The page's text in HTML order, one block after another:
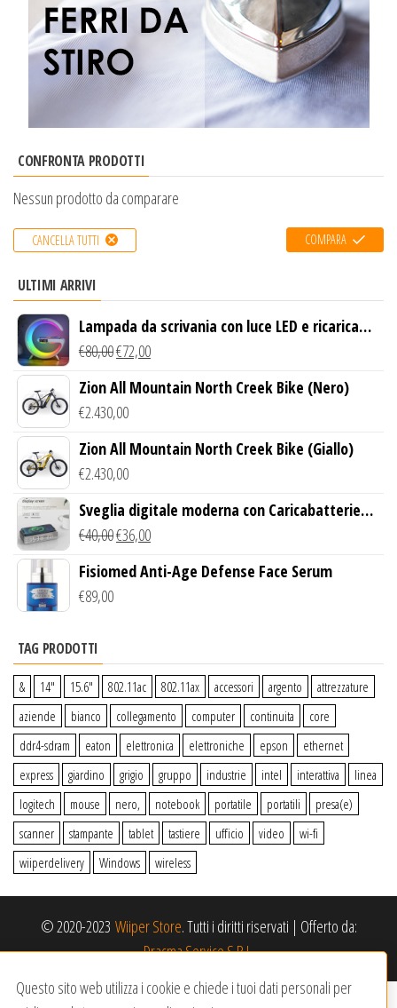
CONFRONTA PRODOTTI
Nessun prodotto da comparare
CANCELLA TUTTI COMPARA
ULTIMI ARRIVI
Lampada da scrivania con luce LED e ricarica
wireless
€80,00€72,00
Zion All Mountain North Creek Bike (Nero)
€2.430,00
Zion All Mountain North Creek Bike (Giallo)
€2.430,00
Sveglia digitale moderna con Caricabatterie
Wireless Qi
€40,00€36,00
Fisiomed Anti-Age Defense Face Serum
€89,00
TAG PRODOTTI
& 14″ 15.6″ 802.11ac 802.11ax accessori argento
attrezzature
aziende
bianco collegamento computer continuita
core
ddr4-sdram
eaton elettronica elettroniche epson
ethernet
express
giardino grigio gruppo industrie intel interattiva
linea
logitech
mouse nero, notebook portatile portatili
presa(e)
scanner
stampante tablet tastiere ufficio video
wi-fi
wiiperdelivery
Windows wireless
© 2020-2023 Wiiper Store. Tutti i diritti riservati | Offerto da:
Dracma Service S.R.L.
Questo sito web utilizza i cookie e chiede i tuoi dati personali per